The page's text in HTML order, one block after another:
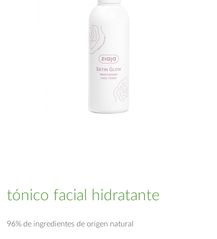
tónico facial hidratante
96% de ingredientes de origen natural